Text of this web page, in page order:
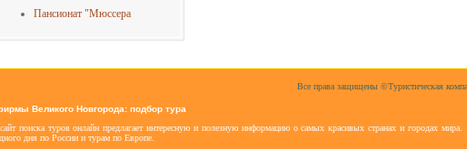
Пансионат "Мюссера
Все права защищены ©Туристическая
Великого Новгорода: подбор тура
поиска туров онлайн предлагает интересную и полезную информацию о самых красивых странах и городах
дня по России и турам по Европе.